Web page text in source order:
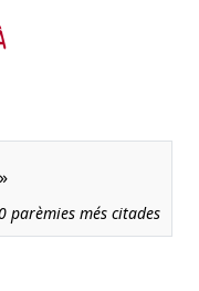
parèmies més citades